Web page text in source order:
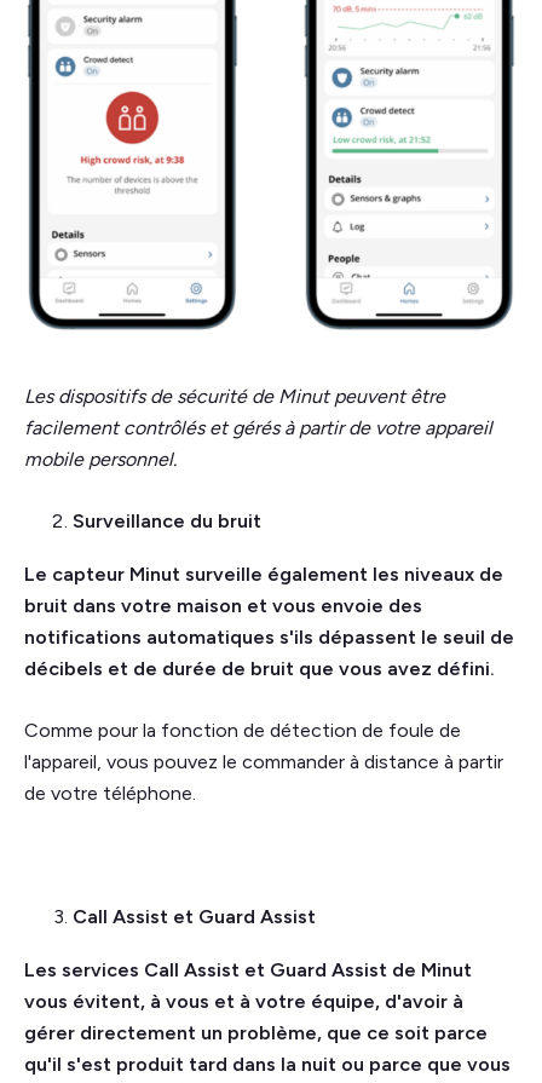
Les dispositifs de sécurité de Minut peuvent être
facilement contrôlés et gérés à partir de votre appareil
mobile personnel.
Surveillance du bruit
Le capteur Minut surveille également les niveaux de
bruit dans votre maison et vous envoie des
notifications automatiques s'ils dépassent le seuil de
décibels et de durée de bruit que vous avez défini.
Comme pour la fonction de détection de foule de
l'appareil, vous pouvez le commander à distance à partir
de votre téléphone.
Call Assist et Guard Assist
Les services Call Assist et Guard Assist de Minut
vous évitent, à vous et à votre équipe, d'avoir à
gérer directement un problème, que ce soit parce
qu'il s'est produit tard dans la nuit ou parce que vous